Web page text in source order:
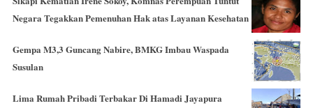
Negara Tegakkan Pemenuhan Hak atas Layanan Kesehatan
Gempa M3,3 Guncang Nabire, BMKG Imbau Waspada
Susulan
Lima Rumah Pribadi Terbakar Di Hamadi Jayapura